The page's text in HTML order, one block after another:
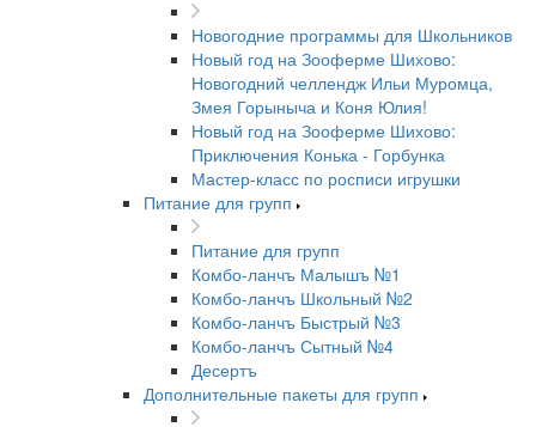
Новогодние программы для Школьников
Новый год на Зооферме Шихово:
Новогодний челлендж Ильи Муромца,
Змея Горыныча и Коня Юлия!
Новый год на Зооферме Шихово:
Приключения Конька - Горбунка
Мастер-класс по росписи игрушки
Питание для групп
Питание для групп
Комбо-ланчъ Малышъ №1
Комбо-ланчъ Школьный №2
Комбо-ланчъ Быстрый №3
Комбо-ланчъ Сытный №4
Десертъ
Дополнительные пакеты для групп